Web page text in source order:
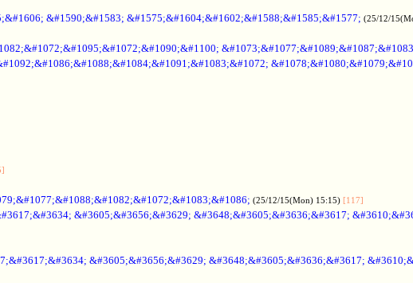
&#1590;&#1583; &#1575;&#1604;&#1602;&#1588;&#1585;&#1577; (25/12/
(25/12/15(Mon) 15:15) [117]
&#3605;&#3656;&#3629; &#3648;&#3605;&#3636;&#3617;
&#3605;&#3656;&#3629; &#3648;&#3605;&#3636;&#3617;